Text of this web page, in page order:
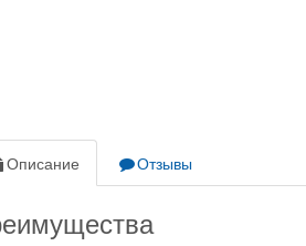
Описание Отзывы